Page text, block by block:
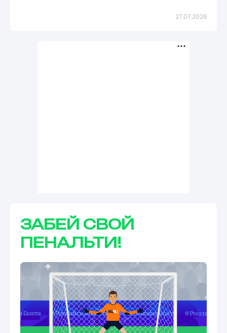
27.07.2026
ЗАБЕЙ СВОЙ
ПЕНАЛЬТИ!